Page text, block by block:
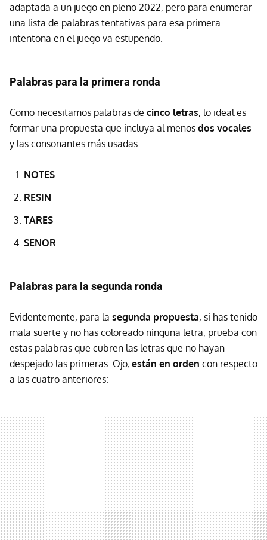
adaptada a un juego en pleno 2022, pero para enumerar
una lista de palabras tentativas para esa primera
intentona en el juego va estupendo.
Palabras para la primera ronda
Como necesitamos palabras de cinco letras, lo ideal es
formar una propuesta que incluya al menos dos vocales
y las consonantes más usadas:
NOTES
RESIN
TARES
SENOR
Palabras para la segunda ronda
Evidentemente, para la segunda propuesta, si has tenido
mala suerte y no has coloreado ninguna letra, prueba con
estas palabras que cubren las letras que no hayan
despejado las primeras. Ojo, están en orden con respecto
a las cuatro anteriores: